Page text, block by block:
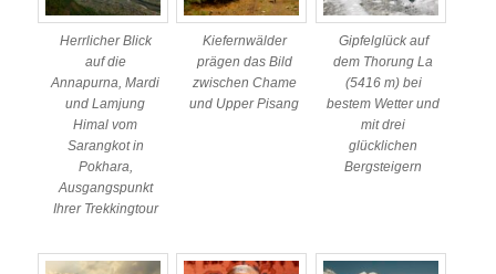
Herrlicher Blick
auf die
Annapurna, Mardi
und Lamjung
Himal vom
Sarangkot in
Pokhara,
Ausgangspunkt
Ihrer Trekkingtour
Kiefernwälder
prägen das Bild
zwischen Chame
und Upper Pisang
Gipfelglück auf
dem Thorung La
(5416 m) bei
bestem Wetter und
mit drei
glücklichen
Bergsteigern